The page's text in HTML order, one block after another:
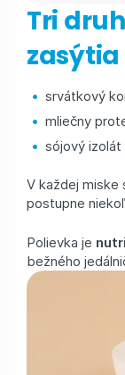
Tri
zasýtia
srvátkový
mliečny
sójový izolát
V každej miske
postupne
Polievka je
bežného